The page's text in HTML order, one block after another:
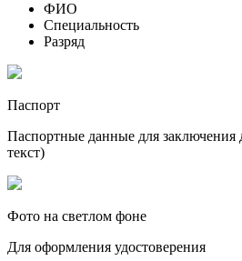
ФИО
Специальность
Разряд
Паспорт
Паспортные данные для заключения
текст)
Фото на светлом фоне
Для оформления удостоверения